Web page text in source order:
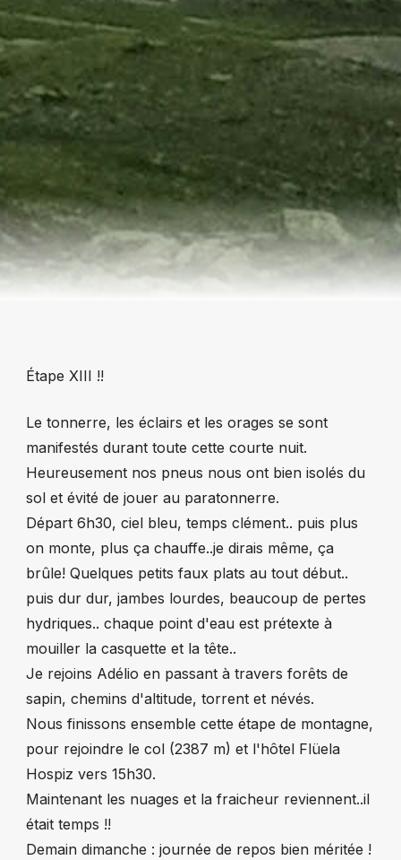
Étape XIII !!
Le tonnerre, les éclairs et les orages se sont
manifestés durant toute cette courte nuit.
Heureusement nos pneus nous ont bien isolés du
sol et évité de jouer au paratonnerre.
Départ 6h30, ciel bleu, temps clément.. puis plus
on monte, plus ça chauffe..je dirais même, ça
brûle! Quelques petits faux plats au tout début..
puis dur dur, jambes lourdes, beaucoup de pertes
hydriques.. chaque point d'eau est prétexte à
mouiller la casquette et la tête..
Je rejoins Adélio en passant à travers forêts de
sapin, chemins d'altitude, torrent et névés.
Nous finissons ensemble cette étape de montagne,
pour rejoindre le col (2387 m) et l'hôtel Flüela
Hospiz vers 15h30.
Maintenant les nuages et la fraicheur reviennent..il
était temps !!
Demain dimanche : journée de repos bien méritée !